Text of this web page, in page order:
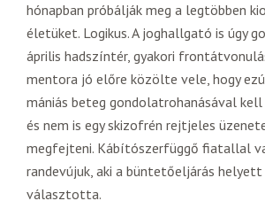
hónapban próbálják meg a legtöbben
életüket. Logikus. A joghallgató is úgy
április hadszíntér, gyakori
mentora jó előre közölte vele, hogy
mániás beteg gondolatrohanásával
és nem is egy skizofrén rejtjeles
megfejteni. Kábítószerfüggő fiatallal
randevújuk, aki a büntetőeljárás
választotta.